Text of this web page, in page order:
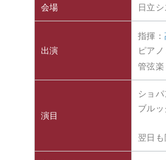
会場 日立
出演
指揮：
ピア
管弦楽
演目
ショ
ブル
翌日